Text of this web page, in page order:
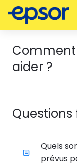
aider ?
Quels
prévus